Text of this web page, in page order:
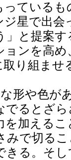
っている
ジ星で出
」と提案
ンを高
取り組ま
形や色が
でるとざ
を加える
みで切る
きる。そ